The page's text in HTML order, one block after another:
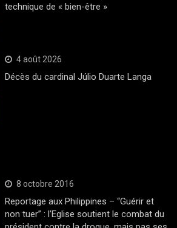
technique de « bien-être »
4 août 2026
Décès du cardinal Júlio Duarte Langa
8 octobre 2016
Reportage aux Philippines – “Guérir et
non tuer” : l’Eglise soutient le combat du